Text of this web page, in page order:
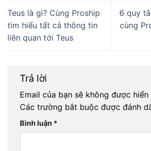
Teus là gì? Cùng Proship
tìm hiểu tất cả thông tin
liên quan tới Teus
6 quy
cùng
Trả lời
Email của bạn sẽ không được
Các trường bắt buộc được đánh
Bình luận *